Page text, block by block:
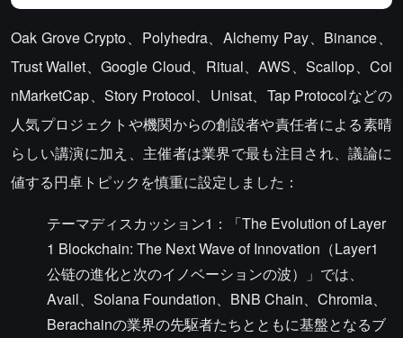
Oak Grove Crypto、Polyhedra、Alchemy Pay、Binance、
Trust Wallet、Google Cloud、Ritual、AWS、Scallop、Coi
nMarketCap、Story Protocol、Unisat、Tap Protocolなどの
人気プロジェクトや機関からの創設者や責任者による素晴
らしい講演に加え、主催者は業界で最も注目され、議論に
値する円卓トピックを慎重に設定しました：
テーマディスカッション1：「The Evolution of Layer
1 Blockchain: The Next Wave of Innovation（Layer1
公链の進化と次のイノベーションの波）」では、
Avail、Solana Foundation、BNB Chain、Chromia、
Berachainの業界の先駆者たちとともに基盤となるブ